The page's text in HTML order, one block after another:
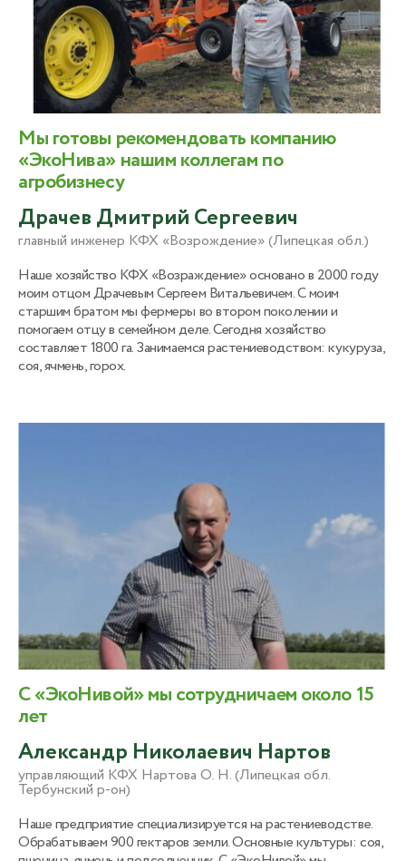
Мы готовы рекомендовать компанию
«ЭкоНива» нашим коллегам по
агробизнесу
Драчев Дмитрий Сергеевич
главный инженер КФХ «Возрождение» (Липецкая обл.)
Наше хозяйство КФХ «Возраждение» основано в 2000 году
моим отцом Драчевым Сергеем Витальевичем. С моим
старшим братом мы фермеры во втором поколении и
помогаем отцу в семейном деле. Сегодня хозяйство
составляет 1800 га. Занимаемся растениеводством: кукуруза,
соя, ячмень, горох.
С «ЭкоНивой» мы сотрудничаем около 15
лет
Александр Николаевич Нартов
управляющий КФХ Нартова О. Н. (Липецкая обл.
Тербунский р-он)
Наше предприятие специализируется на растениеводстве.
Обрабатываем 900 гектаров земли. Основные культуры: соя,